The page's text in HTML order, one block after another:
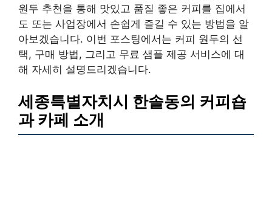
원두 추천을 통해 맛있고 품질 좋은 커피를 집에서
도 또는 사업장에서 손쉽게 즐길 수 있는 방법을 알
아보겠습니다. 이번 포스팅에서는 커피 원두의 선
택, 구매 방법, 그리고 무료 샘플 제공 서비스에 대
해 자세히 설명드리겠습니다.
세종특별자치시 한솔동의 커피숍
과 카페 소개